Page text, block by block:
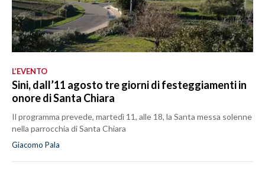
L’EVENTO
Sini, dall’11 agosto tre giorni di festeggiamenti in
onore di Santa Chiara
Il programma prevede, martedì 11, alle 18, la Santa messa solenne
nella parrocchia di Santa Chiara
Giacomo Pala